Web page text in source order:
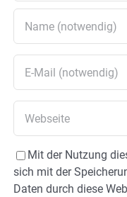
Mit der Nutzung
sich mit der
Daten durch diese